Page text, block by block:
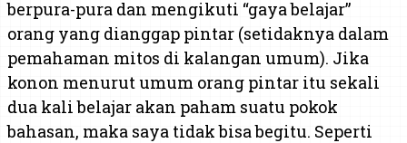
berpura-pura dan mengikuti “gaya belajar”
orang yang dianggap pintar (setidaknya dalam
pemahaman mitos di kalangan umum). Jika
konon menurut umum orang pintar itu sekali
dua kali belajar akan paham suatu pokok
bahasan, maka saya tidak bisa begitu. Seperti